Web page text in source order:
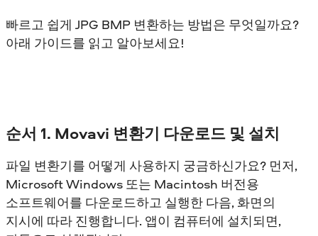
빠르고 쉽게 JPG BMP 변환하는 방법은 무엇일까요?
아래 가이드를 읽고 알아보세요!
순서 1. Movavi 변환기 다운로드 및 설치
파일 변환기를 어떻게 사용하지 궁금하신가요? 먼저,
Microsoft Windows 또는 Macintosh 버전용
소프트웨어를 다운로드하고 실행한 다음, 화면의
지시에 따라 진행합니다. 앱이 컴퓨터에 설치되면,